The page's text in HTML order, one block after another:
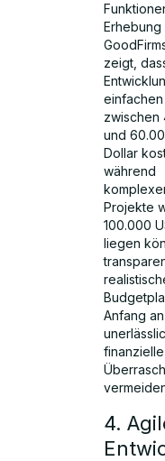
Erhebung
zeigt,
zwischen
und
Dollar
während
Projekte
100.000
liegen
Anfang
finanzielle
4.